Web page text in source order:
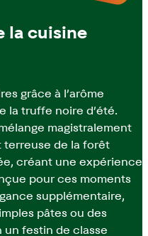
la cuisine
grâce à l’arôme
la truffe noire d’été.
magistralement
terreuse de la forêt
créant une expérience
pour ces moments
supplémentaire,
pâtes ou des
un festin de classe